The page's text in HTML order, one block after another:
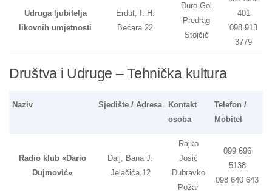
Udruga ljubitelja
likovnih umjetnosti
Erdut, I. H.
Bećara 22
Đuro Gol
Predrag
Stojčić
401
098 913
3779
Društva i Udruge – Tehnička kultura
Naziv Sjedište / Adresa
Kontakt
osoba
Telefon /
Mobitel
Radio klub «Dario
Dujmović»
Dalj, Bana J.
Jelačića 12
Rajko
Josić
Dubravko
Požar
099 696
5138
098 640 643